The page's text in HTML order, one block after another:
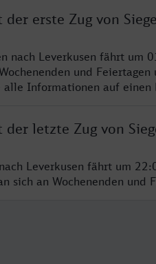
erste Zug von
nach Leverkusen fährt um
und
alle Informationen auf einen
letzte Zug von
Leverkusen fährt um
sich an Wochenenden und